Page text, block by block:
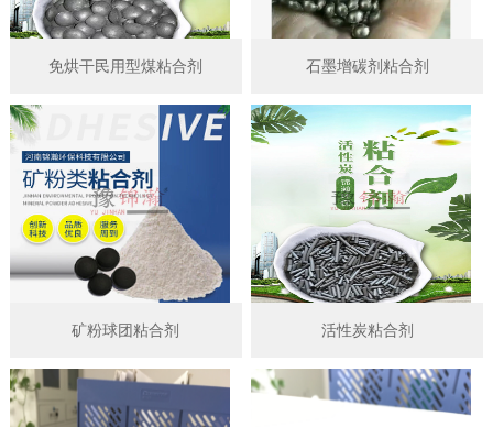
免烘干民用型煤粘合剂 石墨增碳剂粘合剂
矿粉球团粘合剂 活性炭粘合剂